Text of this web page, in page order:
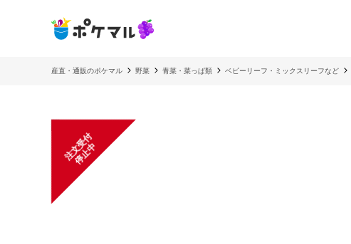
産直・通販のポケマル 野菜 青菜・菜っぱ類 ベビーリーフ・ミックスリーフなど
注
文
受
付
停
止
中